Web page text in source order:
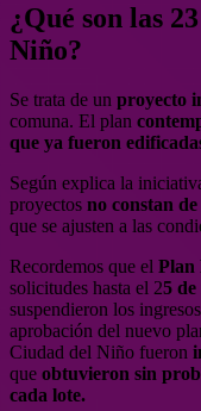
¿Qué son las
Niño?
Se trata de un proyecto
comuna. El plan
que ya fueron
Según explica la
proyectos no constan
que se ajusten a las
Recordemos que el Plan
solicitudes hasta el 25 de
suspendieron los
aprobación del nuevo
Ciudad del Niño fueron
que obtuvieron sin
cada lote.